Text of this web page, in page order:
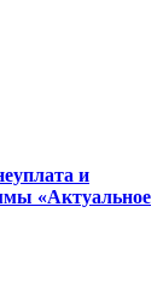
и
«Актуальное